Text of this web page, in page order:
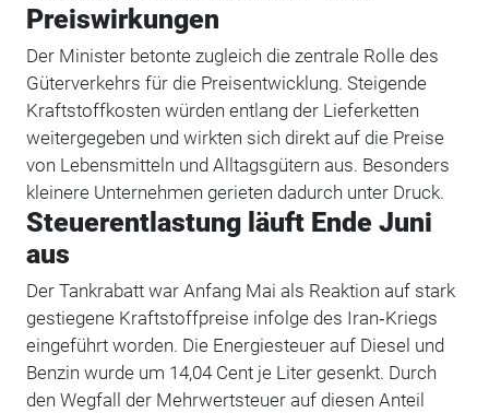
Preiswirkungen
Der Minister betonte zugleich die zentrale Rolle des
Güterverkehrs für die Preisentwicklung. Steigende
Kraftstoffkosten würden entlang der Lieferketten
weitergegeben und wirkten sich direkt auf die Preise
von Lebensmitteln und Alltagsgütern aus. Besonders
kleinere Unternehmen gerieten dadurch unter Druck.
Steuerentlastung läuft Ende Juni
aus
Der Tankrabatt war Anfang Mai als Reaktion auf stark
gestiegene Kraftstoffpreise infolge des Iran‑Kriegs
eingeführt worden. Die Energiesteuer auf Diesel und
Benzin wurde um 14,04 Cent je Liter gesenkt. Durch
den Wegfall der Mehrwertsteuer auf diesen Anteil